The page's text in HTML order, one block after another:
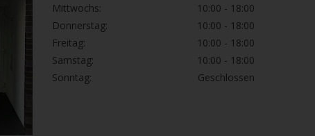
Mittwochs:
10:00 - 18:00
Donnerstag:
10:00 - 18:00
Freitag:
10:00 - 18:00
Samstag:
10:00 - 18:00
Sonntag:
Geschlossen